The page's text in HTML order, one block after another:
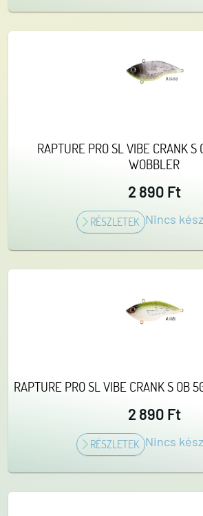
RAPTURE PRO SL VIBE CRANK S
WOBBLER
2 890 Ft
RÉSZLETEK Nincs
RAPTURE PRO SL VIBE CRANK S OB
2 890 Ft
RÉSZLETEK Nincs